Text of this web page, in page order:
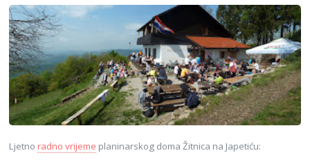
Ljetnoradno vrijeme planinarskog doma Žitnica na Japetiću: